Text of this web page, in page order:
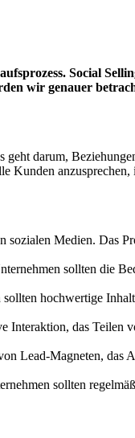
Social
wir genauer
darum,
Kunden
Medien. Das
sollten die
hochwertige
das Teilen
Lead-Magneten, das
sollten